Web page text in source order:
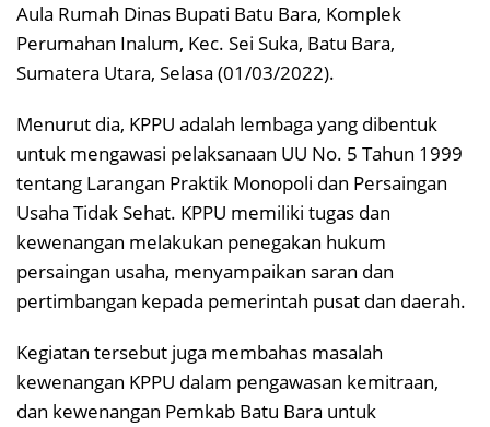
Aula Rumah Dinas Bupati Batu Bara, Komplek
Perumahan Inalum, Kec. Sei Suka, Batu Bara,
Sumatera Utara, Selasa (01/03/2022).
Menurut dia, KPPU adalah lembaga yang dibentuk
untuk mengawasi pelaksanaan UU No. 5 Tahun 1999
tentang Larangan Praktik Monopoli dan Persaingan
Usaha Tidak Sehat. KPPU memiliki tugas dan
kewenangan melakukan penegakan hukum
persaingan usaha, menyampaikan saran dan
pertimbangan kepada pemerintah pusat dan daerah.
Kegiatan tersebut juga membahas masalah
kewenangan KPPU dalam pengawasan kemitraan,
dan kewenangan Pemkab Batu Bara untuk